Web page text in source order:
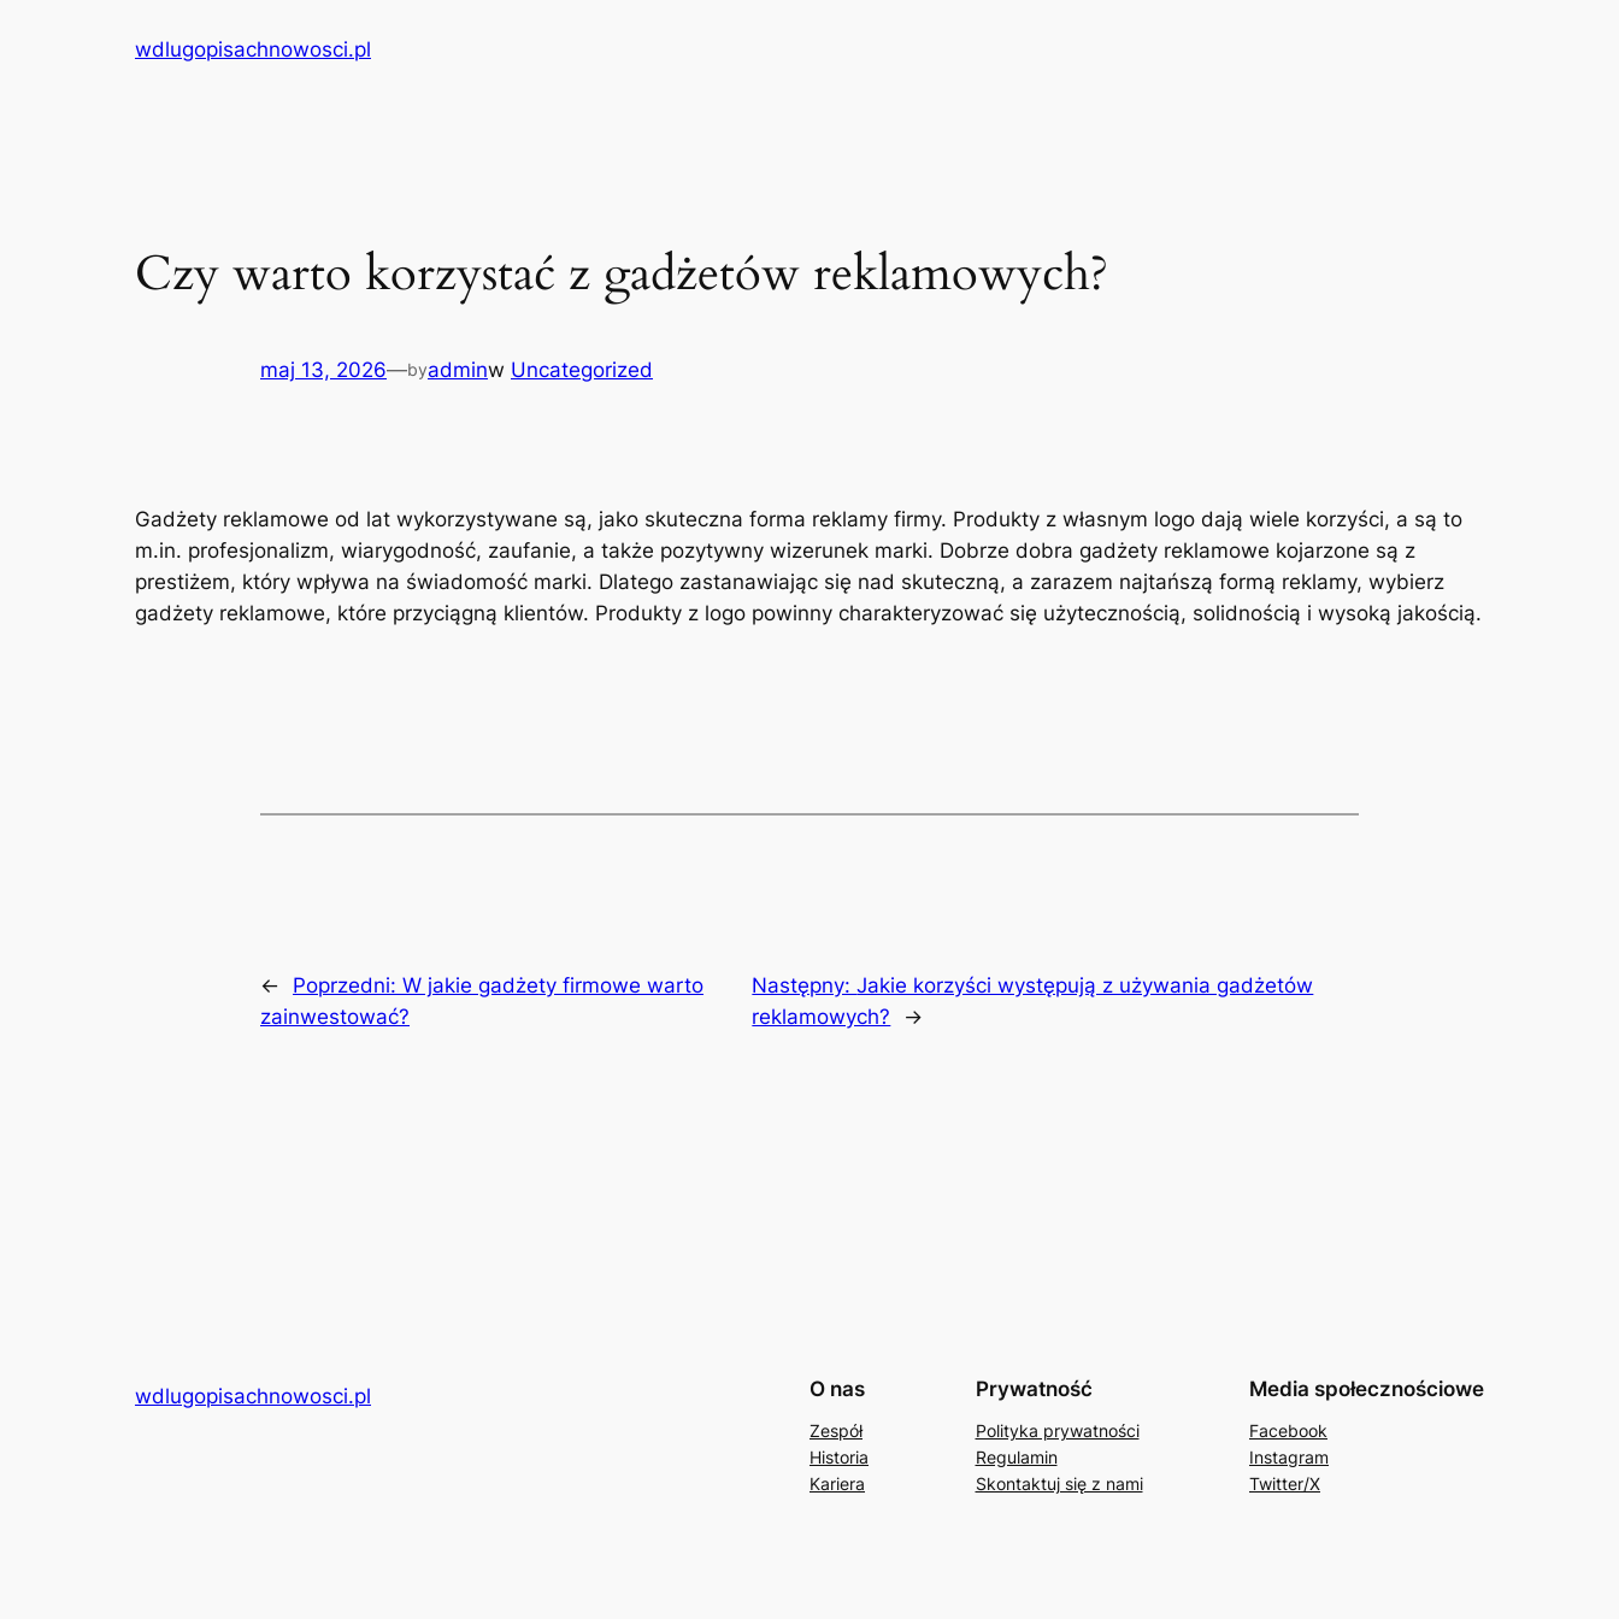
wdlugopisachnowosci.pl
Czy warto korzystać z gadżetów reklamowych?
maj 13, 2026—byadminw Uncategorized
Gadżety reklamowe od lat wykorzystywane są, jako skuteczna forma reklamy firmy. Produkty z własnym logo dają wiele korzyści, a są to
m.in. profesjonalizm, wiarygodność, zaufanie, a także pozytywny wizerunek marki. Dobrze dobra gadżety reklamowe kojarzone są z
prestiżem, który wpływa na świadomość marki. Dlatego zastanawiając się nad skuteczną, a zarazem najtańszą formą reklamy, wybierz
gadżety reklamowe, które przyciągną klientów. Produkty z logo powinny charakteryzować się użytecznością, solidnością i wysoką jakością.
← Poprzedni: W jakie gadżety firmowe warto
zainwestować?
Następny:Jakie korzyści występują z używania gadżetów
reklamowych?
→
wdlugopisachnowosci.pl O nas
Zespół
Historia
Kariera
Prywatność
Polityka prywatności
Regulamin
Skontaktuj się z nami
Media społecznościowe
Facebook
Instagram
Twitter/X